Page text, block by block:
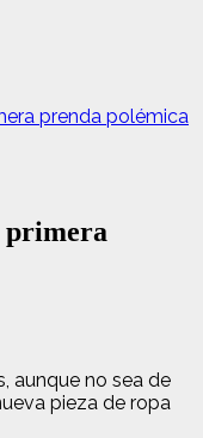
prenda polémica
primera
aunque no sea de
pieza de ropa